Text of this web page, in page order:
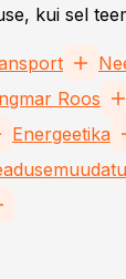
kui sel
Roos
Energeetika